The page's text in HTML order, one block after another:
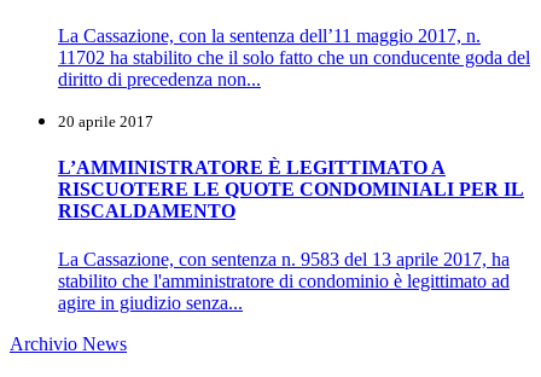
La Cassazione, con la sentenza dell’11 maggio 2017, n.
11702 ha stabilito che il solo fatto che un conducente goda del
diritto di precedenza non...
20 aprile 2017
L’AMMINISTRATORE È LEGITTIMATO A
RISCUOTERE LE QUOTE CONDOMINIALI PER IL
RISCALDAMENTO
La Cassazione, con sentenza n. 9583 del 13 aprile 2017, ha
stabilito che l'amministratore di condominio è legittimato ad
agire in giudizio senza...
Archivio News